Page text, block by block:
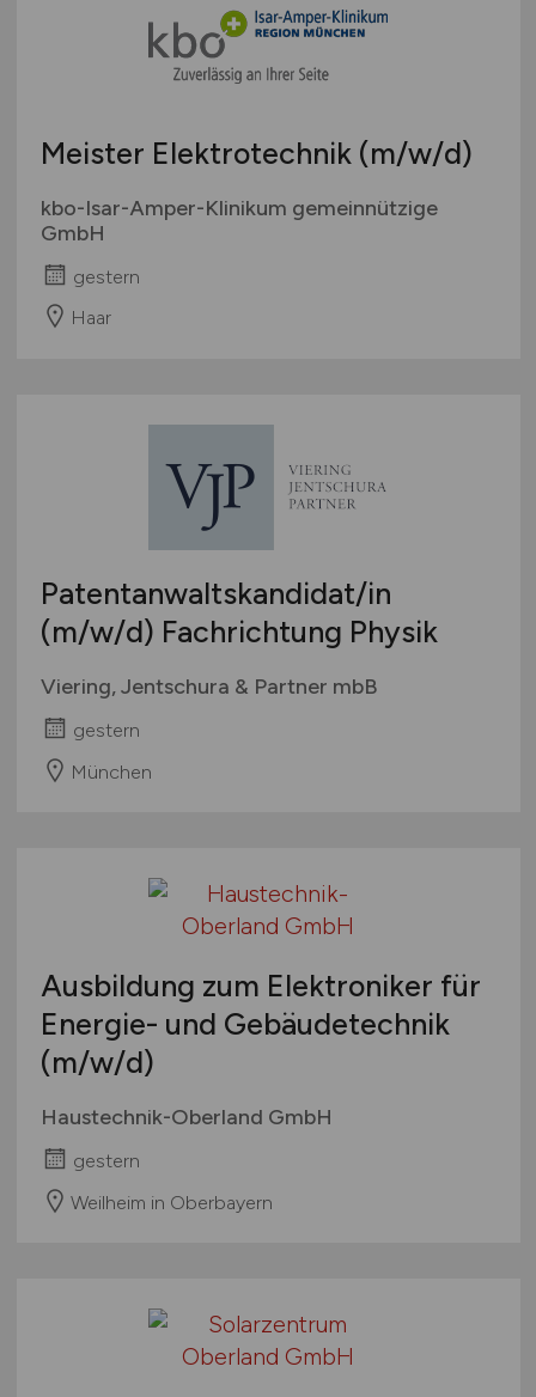
Meister Elektrotechnik (m/w/d)
kbo-Isar-Amper-Klinikum gemeinnützige
GmbH
gestern
Haar
Patentanwaltskandidat/in
(m/w/d) Fachrichtung Physik
Viering, Jentschura & Partner mbB
gestern
München
Ausbildung zum Elektroniker für
Energie- und Gebäudetechnik
(m/w/d)
Haustechnik-Oberland GmbH
gestern
Weilheim in Oberbayern